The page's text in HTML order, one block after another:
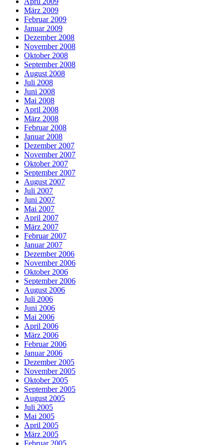
März 2009
Februar 2009
Januar 2009
Dezember 2008
November 2008
Oktober 2008
September 2008
August 2008
Juli 2008
Juni 2008
Mai 2008
April 2008
März 2008
Februar 2008
Januar 2008
Dezember 2007
November 2007
Oktober 2007
September 2007
August 2007
Juli 2007
Juni 2007
Mai 2007
April 2007
März 2007
Februar 2007
Januar 2007
Dezember 2006
November 2006
Oktober 2006
September 2006
August 2006
Juli 2006
Juni 2006
Mai 2006
April 2006
März 2006
Februar 2006
Januar 2006
Dezember 2005
November 2005
Oktober 2005
September 2005
August 2005
Juli 2005
Mai 2005
April 2005
März 2005